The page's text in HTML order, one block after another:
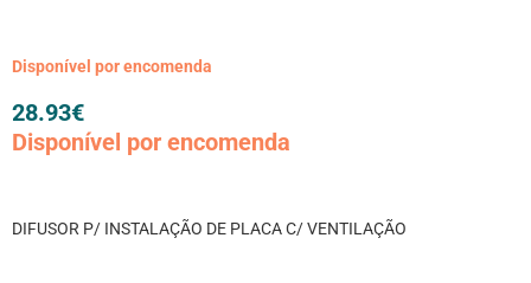
Disponível por encomenda
28.93€
Disponível por encomenda
DIFUSOR P/ INSTALAÇÃO DE PLACA C/ VENTILAÇÃO